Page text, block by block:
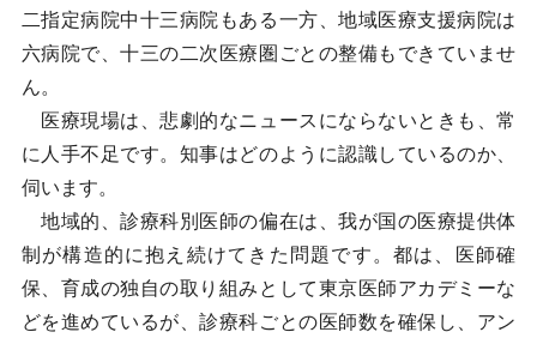
二指定病院中十三病院もある一方、地域医療支援病院は
六病院で、十三の二次医療圏ごとの整備もできていませ
ん。
医療現場は、悲劇的なニュースにならないときも、常
に人手不足です。知事はどのように認識しているのか、
伺います。
地域的、診療科別医師の偏在は、我が国の医療提供体
制が構造的に抱え続けてきた問題です。都は、医師確
保、育成の独自の取り組みとして東京医師アカデミーな
どを進めているが、診療科ごとの医師数を確保し、アン